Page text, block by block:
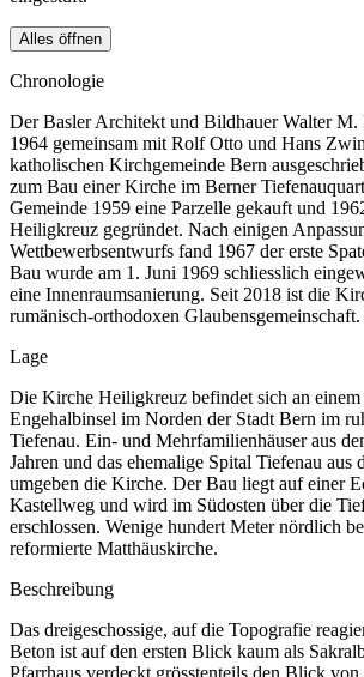
Alles öffnen
Chronologie
Der Basler Architekt und Bildhauer Walter M.
1964 gemeinsam mit Rolf Otto und Hans
katholischen Kirchgemeinde Bern
zum Bau einer Kirche im Berner
Gemeinde 1959 eine Parzelle gekauft und
Heiligkreuz gegründet. Nach einigen
Wettbewerbsentwurfs fand 1967 der erste
Bau wurde am 1. Juni 1969 schliesslich
eine Innenraumsanierung. Seit 2018 ist die
rumänisch-orthodoxen Glaubensgemeinschaft.
Lage
Die Kirche Heiligkreuz befindet sich an
Engehalbinsel im Norden der Stadt Bern im
Tiefenau. Ein- und Mehrfamilienhäuser aus
Jahren und das ehemalige Spital Tiefenau aus
umgeben die Kirche. Der Bau liegt auf einer
Kastellweg und wird im Südosten über die
erschlossen. Wenige hundert Meter nördlich
reformierte Matthäuskirche.
Beschreibung
Das dreigeschossige, auf die Topografie
Beton ist auf den ersten Blick kaum als
Pfarrhaus verdeckt grösstenteils den Blick von